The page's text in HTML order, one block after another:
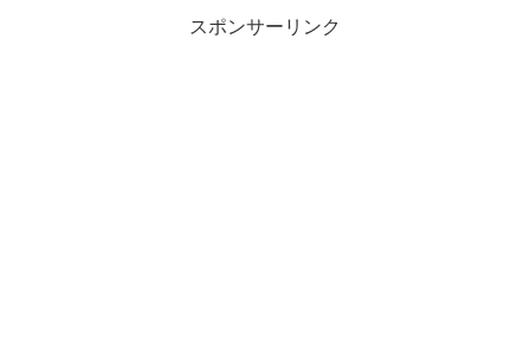
スポンサーリンク